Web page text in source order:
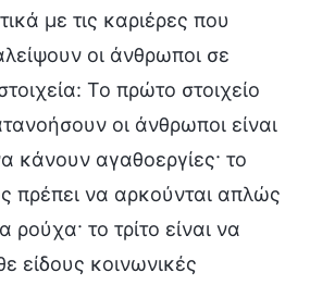
με τις καριέρες που
οι άνθρωποι σε
Το πρώτο στοιχείο
οι άνθρωποι είναι
κάνουν αγαθοεργίες· το
πρέπει να αρκούνται απλώς
ρούχα· το τρίτο είναι να
είδους κοινωνικές